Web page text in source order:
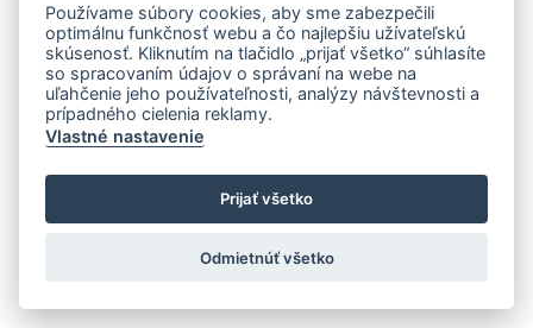
Používame súbory cookies, aby sme zabezpečili
optimálnu funkčnosť webu a čo najlepšiu užívateľskú
skúsenosť. Kliknutím na tlačidlo „prijať všetko“ súhlasíte
so spracovaním údajov o správaní na webe na
uľahčenie jeho používateľnosti, analýzy návštevnosti a
prípadného cielenia reklamy.
Vlastné nastavenie
Prijať všetko
Odmietnúť všetko